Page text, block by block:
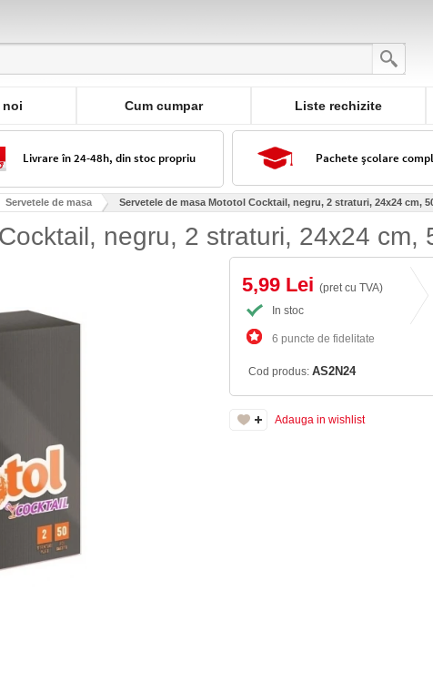
noi Cum cumpar Liste rechizite
Livrare în 24-48h, din stoc propriu Pachete școlare
Servetele de masa Servetele de masa Mototol Cocktail, negru, 2 straturi, 24x24 cm,
negru, 2 straturi, 24x24 cm,
5,99 Lei (pret cu TVA)
In stoc
6 puncte de fidelitate
Cod produs: AS2N24
Adauga in wishlist